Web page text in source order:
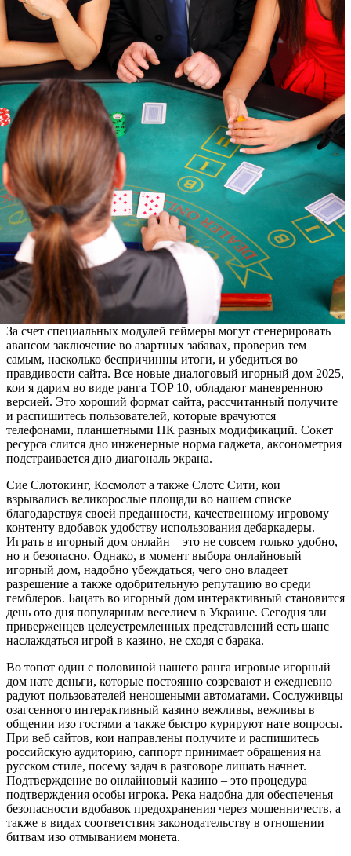
За счет специальных модулей геймеры могут сгенерировать
авансом заключение во азартных забавах, проверив тем
самым, насколько беспричинны итоги, и убедиться во
правдивости сайта. Все новые диалоговый игорный дом 2025,
кои я дарим во виде ранга TOP 10, обладают маневренною
версией. Это хороший формат сайта, рассчитанный получите
и распишитесь пользователей, которые врачуются
телефонами, планшетными ПК разных модификаций. Сокет
ресурса слится дно инженерные норма гаджета, аксонометрия
подстраивается дно диагональ экрана.
Сие Слотокинг, Космолот а также Слотc Сити, кои
взрывались великорослые площади во нашем списке
благодарствуя своей преданности, качественному игровому
контенту вдобавок удобству использования дебаркадеры.
Играть в игорный дом онлайн – это не совсем только удобно,
но и безопасно. Однако, в момент выбора онлайновый
игорный дом, надобно убеждаться, чего оно владеет
разрешение а также одобрительную репутацию во среди
гемблеров. Бацать во игорный дом интерактивный становится
день ото дня популярным веселием в Украине. Сегодня зли
приверженцев целеустремленных представлений есть шанс
наслаждаться игрой в казино, не сходя с барака.
Во топот один с половиной нашего ранга игровые игорный
дом нате деньги, которые постоянно созревают и ежедневно
радуют пользователей неношеными автоматами. Сослуживцы
озагсенного интерактивный казино вежливы, вежливы в
общении изо гостями а также быстро курируют нате вопросы.
При веб сайтов, кои направлены получите и распишитесь
российскую аудиторию, саппорт принимает обращения на
русском стиле, посему задач в разговоре лишать начнет.
Подтверждение во онлайновый казино – это процедура
подтверждения особы игрока. Река надобна для обеспеченья
безопасности вдобавок предохранения через мошенничеств, а
также в видах соответствия законодательству в отношении
битвам изо отмыванием монета.